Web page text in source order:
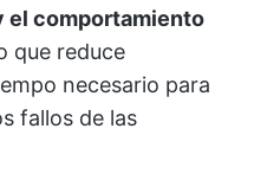
el comportamiento
que reduce
necesario para
fallos de las